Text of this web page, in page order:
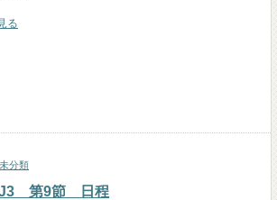
る
未分類
第9節 日程